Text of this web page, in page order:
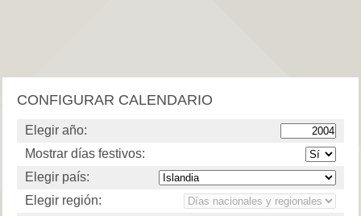
CONFIGURAR CALENDARIO
Elegir año:
Mostrar días festivos:
Elegir país:
Elegir región: